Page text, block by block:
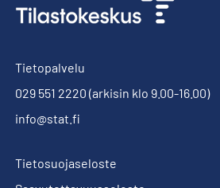
Tietopalvelu
029 551 2220 (arkisin klo 9.00-16.00)
info@stat.fi
Tietosuojaseloste